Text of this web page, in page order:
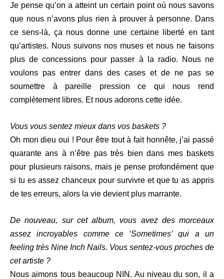
Je pense qu’on a atteint un certain point où nous savons
que nous n’avons plus rien à prouver à personne. Dans
ce sens-là, ça nous donne une certaine liberté en tant
qu’artistes. Nous suivons nos muses et nous ne faisons
plus de concessions pour passer à la radio. Nous ne
voulons pas entrer dans des cases et de ne pas se
soumettre à pareille pression ce qui nous rend
complètement libres. Et nous adorons cette idée.
Vous vous sentez mieux dans vos baskets ?
Oh mon dieu oui ! Pour être tout à fait honnête, j’ai passé
quarante ans à n’être pas très bien dans mes baskets
pour plusieurs raisons, mais je pense profondément que
si tu es assez chanceux pour survivre et que tu as appris
de tes erreurs, alors la vie devient plus marrante.
De nouveau, sur cet album, vous avez des morceaux
assez incroyables comme ce ‘Sometimes’ qui a un
feeling très Nine Inch Nails. Vous sentez-vous proches de
cet artiste ?
Nous aimons tous beaucoup NIN. Au niveau du son, il a